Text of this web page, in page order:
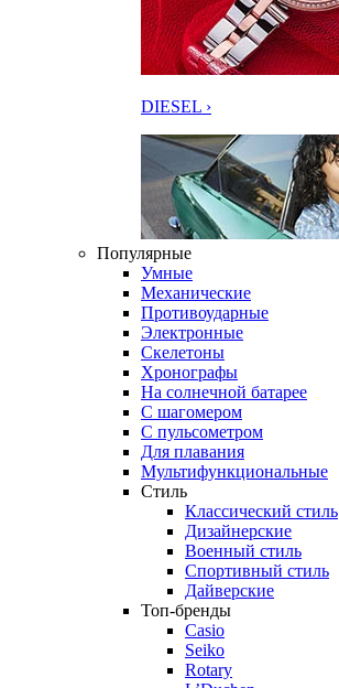
DIESEL ›
Популярные
Умные
Механические
Противоударные
Электронные
Скелетоны
Хронографы
На солнечной батарее
С шагомером
С пульсометром
Для плавания
Мультифункциональные
Стиль
Классический стиль
Дизайнерские
Военный стиль
Спортивный стиль
Дайверские
Топ-бренды
Casio
Seiko
Rotary